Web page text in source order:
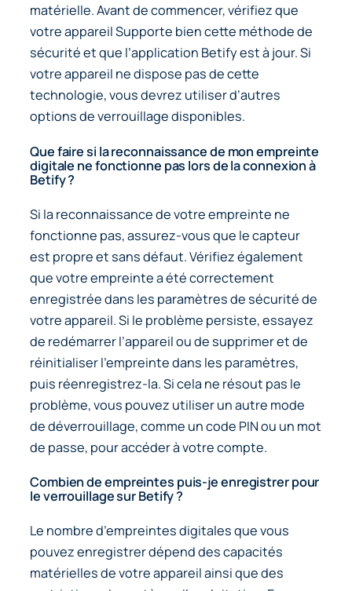
matérielle. Avant de commencer, vérifiez que
votre appareil Supporte bien cette méthode de
sécurité et que l’application Betify est à jour. Si
votre appareil ne dispose pas de cette
technologie, vous devrez utiliser d’autres
options de verrouillage disponibles.
Que faire si la reconnaissance de mon empreinte
digitale ne fonctionne pas lors de la connexion à
Betify ?
Si la reconnaissance de votre empreinte ne
fonctionne pas, assurez-vous que le capteur
est propre et sans défaut. Vérifiez également
que votre empreinte a été correctement
enregistrée dans les paramètres de sécurité de
votre appareil. Si le problème persiste, essayez
de redémarrer l’appareil ou de supprimer et de
réinitialiser l’empreinte dans les paramètres,
puis réenregistrez-la. Si cela ne résout pas le
problème, vous pouvez utiliser un autre mode
de déverrouillage, comme un code PIN ou un mot
de passe, pour accéder à votre compte.
Combien de empreintes puis-je enregistrer pour
le verrouillage sur Betify ?
Le nombre d’empreintes digitales que vous
pouvez enregistrer dépend des capacités
matérielles de votre appareil ainsi que des